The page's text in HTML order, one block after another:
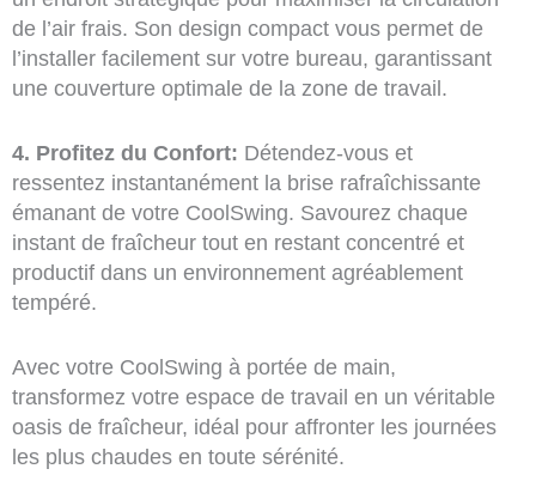
de l’air frais. Son design compact vous permet de
l’installer facilement sur votre bureau, garantissant
une couverture optimale de la zone de travail.
4. Profitez du Confort: Détendez-vous et
ressentez instantanément la brise rafraîchissante
émanant de votre CoolSwing. Savourez chaque
instant de fraîcheur tout en restant concentré et
productif dans un environnement agréablement
tempéré.
Avec votre CoolSwing à portée de main,
transformez votre espace de travail en un véritable
oasis de fraîcheur, idéal pour affronter les journées
les plus chaudes en toute sérénité.